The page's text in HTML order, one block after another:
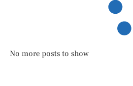
No more posts to show